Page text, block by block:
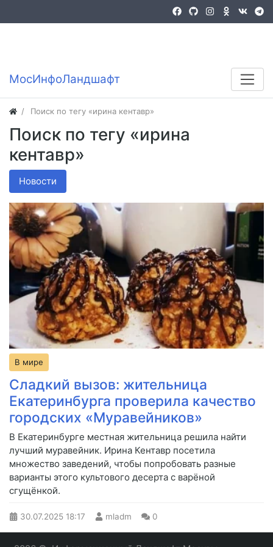
MocИнфоЛандшафт
Поиск по тегу «ирина кентавр»
Поиск по тегу «ирина
кентавр»
Новости
В мире
Сладкий вызов: жительница
Екатеринбурга проверила качество
городских «Муравейников»
В Екатеринбурге местная жительница решила найти
лучший муравейник. Ирина Кентавр посетила
множество заведений, чтобы попробовать разные
варианты этого культового десерта с варёной
сгущёнкой.
30.07.2025 18:17 mladm 0